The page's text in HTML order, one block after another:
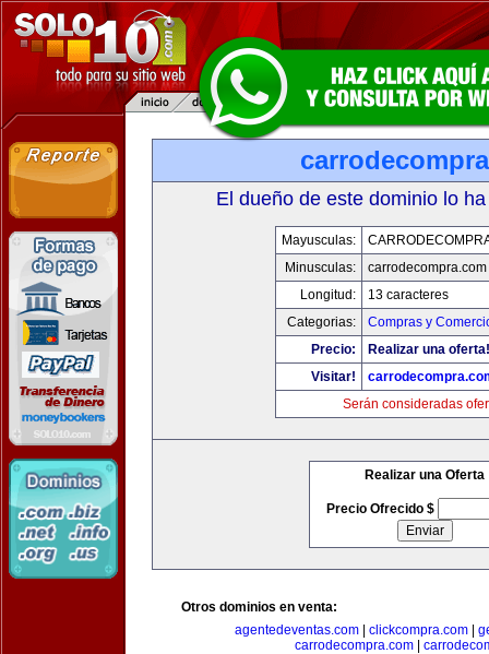
El dueño de este dominio lo
Mayusculas:
Minusculas:
carrodecompra.com
Longitud:
13 caracteres
Categorias:
Compras y
Precio:
Realizar una oferta!
Visitar!
Serán consideradas
Realizar una Oferta
Precio Ofrecido $
Otros dominios en venta:
agentedeventas.com| clickcompra.com|
carrodecompra.com|